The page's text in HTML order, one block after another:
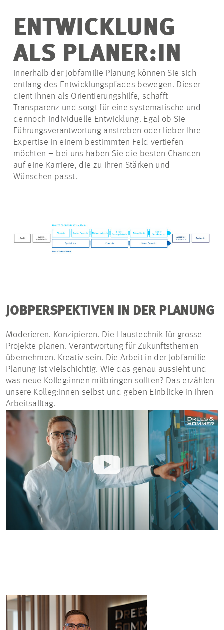
ENTWICKLUNG
ALS PLANER:IN
Innerhalb der Jobfamilie Planung können Sie sich
entlang des Entwicklungspfades bewegen. Dieser
dient Ihnen als Orientierungshilfe, schafft
Transparenz und sorgt für eine systematische und
dennoch individuelle Entwicklung. Egal ob Sie
Führungsverantwortung anstreben oder lieber Ihre
Expertise in einem bestimmten Feld vertiefen
möchten – bei uns haben Sie die besten Chancen
auf eine Karriere, die zu Ihren Stärken und
Wünschen passt.
JOBPERSPEKTIVEN IN DER PLANUNG
Moderieren. Konzipieren. Die Haustechnik für grosse
Projekte planen. Verantwortung für Zukunftsthemen
übernehmen. Kreativ sein. Die Arbeit in der Jobfamilie
Planung ist vielschichtig. Wie das genau aussieht und
was neue Kolleg:innen mitbringen sollten? Das erzählen
unsere Kolleg:innen selbst und geben Einblicke in ihren
Arbeitsalltag.